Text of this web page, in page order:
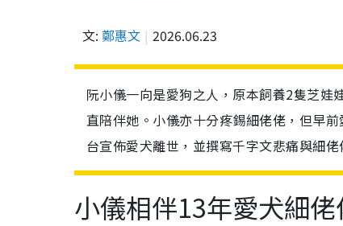
文: 鄭惠文 2026.06.23
阮小儀一向是愛狗之人，原本飼養2隻芝娃
直陪伴她。小儀亦十分疼錫細佬佬，但早
台宣佈愛犬離世，並撰寫千字文悲痛與細佬
小儀相伴13年愛犬細